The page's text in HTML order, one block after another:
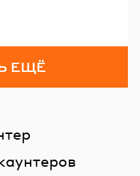
ЕЩЁ